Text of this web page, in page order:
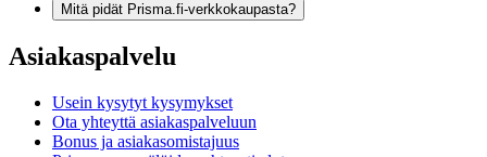
Mitä pidät Prisma.fi-verkkokaupasta?
Asiakaspalvelu
Usein kysytyt kysymykset
Ota yhteyttä asiakaspalveluun
Bonus ja asiakasomistajuus